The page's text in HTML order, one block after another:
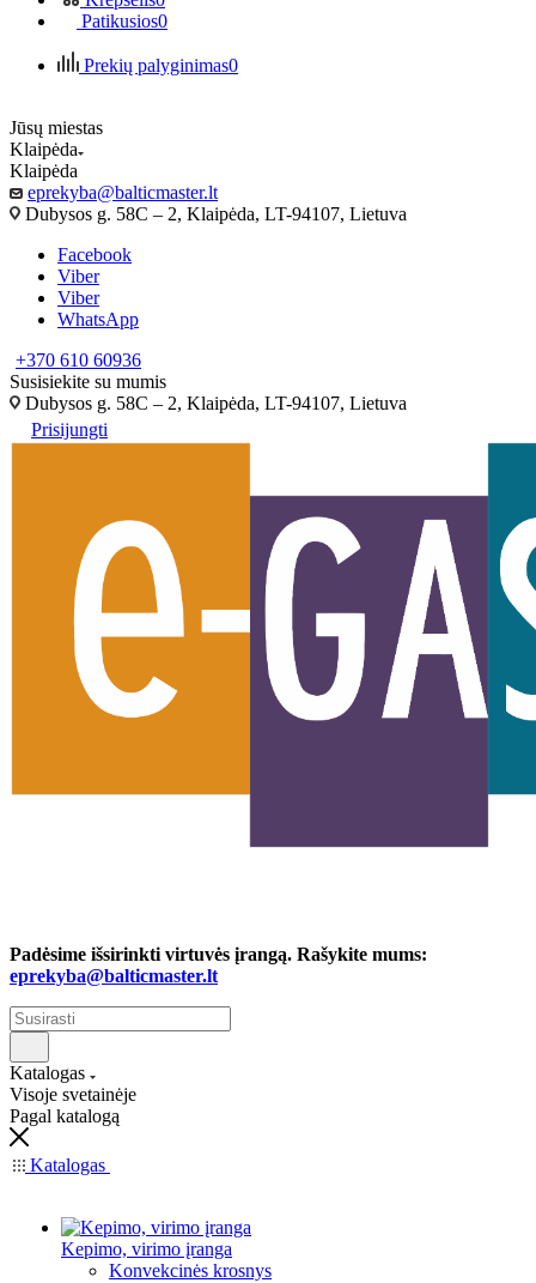
Patikusios0
Prekių palyginimas0
Jūsų miestas
Klaipėda
Klaipėda
eprekyba@balticmaster.lt
Dubysos g. 58C – 2, Klaipėda, LT-94107, Lietuva
Facebook
Viber
Viber
WhatsApp
+370 610 60936
Susisiekite su mumis
Dubysos g. 58C – 2, Klaipėda, LT-94107, Lietuva
Prisijungti
Padėsime išsirinkti virtuvės įrangą. Rašykite mums:
eprekyba@balticmaster.lt
Katalogas
Visoje svetainėje
Pagal katalogą
Katalogas
Kepimo, virimo įranga
Konvekcinės krosnys